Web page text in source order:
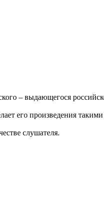
– выдающегося
его произведения
слушателя.